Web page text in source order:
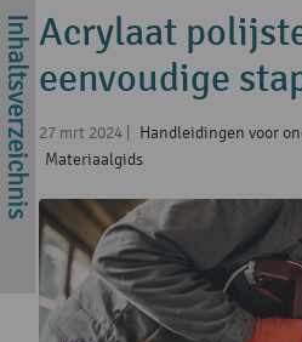
Acrylaat
eenvoudige
27 mrt 2024 Handleidingen voor
Materiaalgids